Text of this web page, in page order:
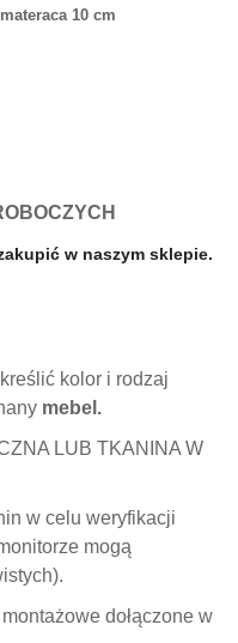
10 cm
w naszym sklepie.
kolor i rodzaj
mebel.
LUB TKANINA W
w celu weryfikacji
mogą
dołączone w